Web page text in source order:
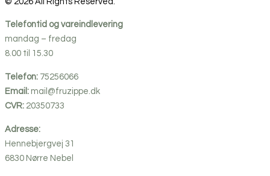
Telefontid og vareindlevering
mandag – fredag
8.00 til 15.30
Telefon: 75256066
Email: mail@fruzippe.dk
CVR: 20350733
Adresse:
Hennebjergvej 31
6830 Nørre Nebel